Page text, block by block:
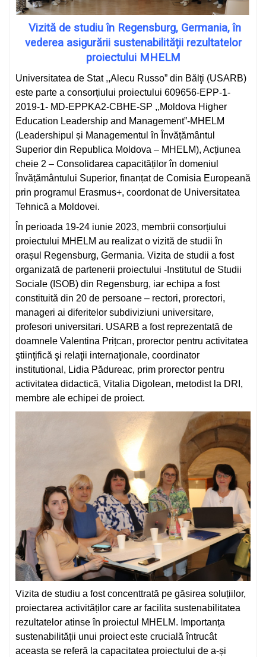
Vizită de studiu în Regensburg, Germania, în
vederea asigurării sustenabilității rezultatelor
proiectului MHELM
Universitatea de Stat ,,Alecu Russo” din Bălţi (USARB)
este parte a consorțiului proiectului 609656-EPP-1-
2019-1- MD-EPPKA2-CBHE-SP ,,Moldova Higher
Education Leadership and Management”-MHELM
(Leadershipul și Managementul în Învățământul
Superior din Republica Moldova – MHELM), Acțiunea
cheie 2 – Consolidarea capacităților în domeniul
Învățământului Superior, finanțat de Comisia Europeană
prin programul Erasmus+, coordonat de Universitatea
Tehnică a Moldovei.
În perioada 19-24 iunie 2023, membrii consorțiului
proiectului MHELM au realizat o vizită de studii în
orașul Regensburg, Germania. Vizita de studii a fost
organizată de partenerii proiectului -Institutul de Studii
Sociale (ISOB) din Regensburg, iar echipa a fost
constituită din 20 de persoane – rectori, prorectori,
manageri ai diferitelor subdiviziuni universitare,
profesori universitari. USARB a fost reprezentată de
doamnele Valentina Prițcan, prorector pentru activitatea
ştiinţifică şi relaţii internaţionale, coordinator
institutional, Lidia Pădureac, prim prorector pentru
activitatea didactică, Vitalia Digolean, metodist la DRI,
membre ale echipei de proiect.
Vizita de studiu a fost concenttrată pe găsirea soluțiilor,
proiectarea activităților care ar facilita sustenabilitatea
rezultatelor atinse în proiectul MHELM. Importanța
sustenabilității unui proiect este crucială întrucât
aceasta se referă la capacitatea proiectului de a-și